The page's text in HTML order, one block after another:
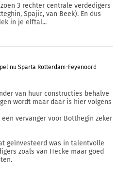
3 rechter centrale verdedigers
Spajic, van Beek). En dus
in je elftal...
nu Sparta Rotterdam-Feyenoord
van huur constructies behalve
wordt maar daar is hier volgens
vervanger voor Botthegin zeker
geïnvesteerd was in talentvolle
zoals van Hecke maar goed